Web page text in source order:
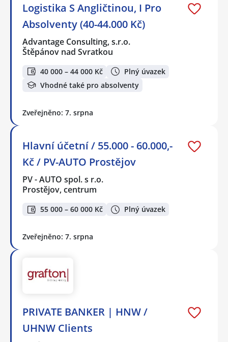
Logistika S Angličtinou, I Pro
Absolventy (40-44.000 Kč)
Advantage Consulting, s.r.o.
Štěpánov nad Svratkou
40 000 – 44 000 Kč
Plný úvazek
Vhodné také pro absolventy
Zveřejněno: 7. srpna
Hlavní účetní / 55.000 - 60.000,-
Kč / PV-AUTO Prostějov
PV - AUTO spol. s r.o.
Prostějov, centrum
55 000 – 60 000 Kč Plný úvazek
Zveřejněno: 7. srpna
PRIVATE BANKER | HNW /
UHNW Clients